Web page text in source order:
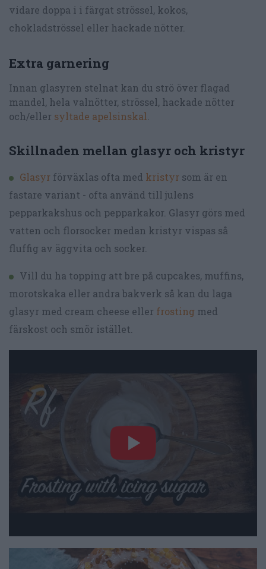
vidare doppa i i färgat strössel, kokos,
chokladströssel eller hackade nötter.
Extra garnering
Innan glasyren stelnat kan du strö över flagad
mandel, hela valnötter, strössel, hackade nötter
och/eller syltade apelsinskal.
Skillnaden mellan glasyr och kristyr
Glasyr förväxlas ofta med kristyr som är en
fastare variant - ofta använd till julens
pepparkakshus och pepparkakor. Glasyr görs med
vatten och florsocker medan kristyr vispas så
fluffig av äggvita och socker.
Vill du ha topping att bre på cupcakes, muffins,
morotskaka eller andra bakverk så kan du laga
glasyr med cream cheese eller frosting med
färskost och smör istället.